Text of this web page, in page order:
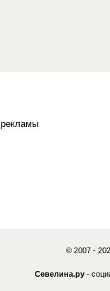
© 2007 -
Севелина.ру-